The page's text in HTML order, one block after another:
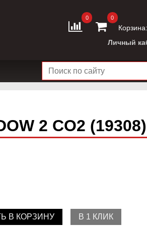
0 0
Корзина:
Личный
2 CO2 (19308)
В КОРЗИНУ В 1 КЛИК